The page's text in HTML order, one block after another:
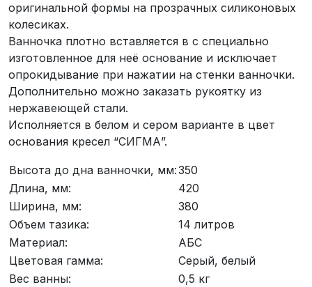
оригинальной формы на прозрачных силиконовых
колесиках.
Ванночка плотно вставляется в с специально
изготовленное для неё основание и исключает
опрокидывание при нажатии на стенки ванночки.
Дополнительно можно заказать рукоятку из
нержавеющей стали.
Исполняется в белом и сером варианте в цвет
основания кресел “СИГМА”.
Высота до дна ванночки, мм:350
Длина, мм:
420
Ширина, мм:
380
Объем тазика:
14 литров
Материал:
АБС
Цветовая гамма:
Серый, белый
Вес ванны:
0,5 кг